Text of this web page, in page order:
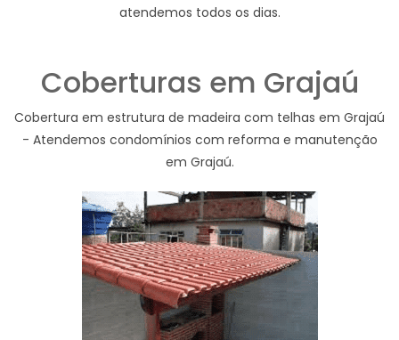
atendemos todos os dias.
Coberturas em Grajaú
Cobertura em estrutura de madeira com telhas em Grajaú
- Atendemos condomínios com reforma e manutenção
em Grajaú.